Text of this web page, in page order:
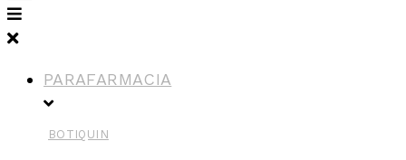
PARAFARMACIA
BOTIQUIN